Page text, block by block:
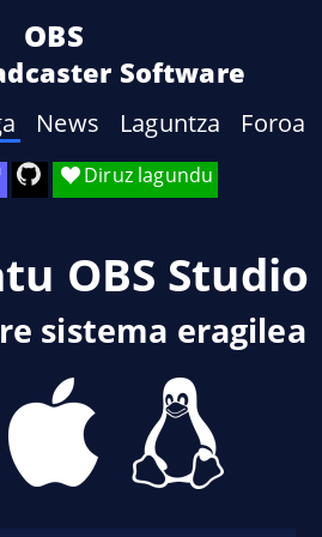
OBS
Software
Diruz lagundu
News Laguntza Foroa
OBS Studio
sistema eragilea